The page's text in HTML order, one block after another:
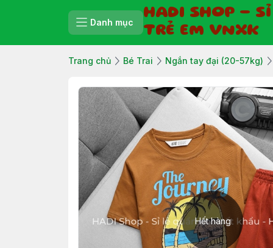
Danh mục
HADI SHOP -
TRẺ EM VNXK
Trang chủ Bé Trai Ngắn tay đại (20-57kg)
Hết hàng